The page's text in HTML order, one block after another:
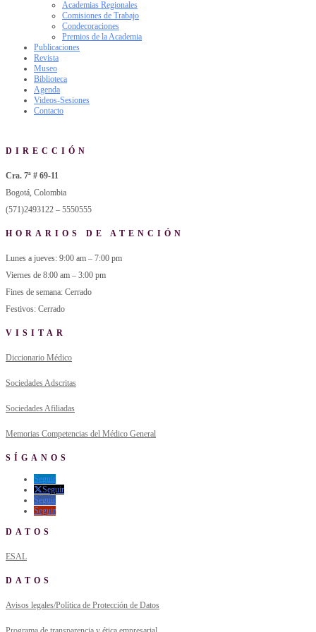
Academias Regionales
Comisiones de Trabajo
Condecoraciones
Premios de la Academia
Publicaciones
Revista
Museo
Biblioteca
Agenda
Videos-Sesiones
Contacto
DIRECCIÓN
Cra. 7ª # 69-11
Bogotá, Colombia
(571)2493122 – 5550555
HORARIOS DE ATENCIÓN
Lunes a jueves: 9:00 am – 7:00 pm
Viernes de 8:00 am – 3:00 pm
Fines de semana: Cerrado
Festivos: Cerrado
VISITAR
Diccionario Médico
Sociedades Adscritas
Sociedades Afiliadas
Memorias Competencias del Médico General
SÍGANOS
Seguir
Seguir
Seguir
Seguir
DATOS
ESAL
DATOS
Avisos legales/Política de Protección de Datos